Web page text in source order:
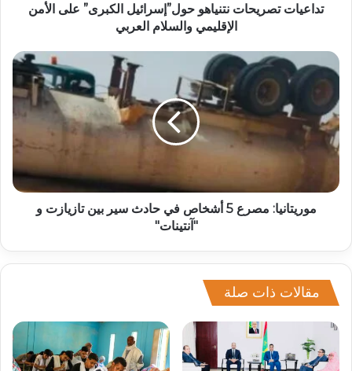
تداعيات تصريحات نتنياهو حول”إسرائيل الكبرى” على الأمن
الإقليمي والسلام العربي
موريتانيا: مصرع 5 أشخاص في حادث سير بين تازيازت و
"آنتينات"
مقالات ذات صلة